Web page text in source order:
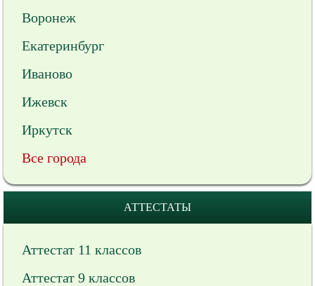
Воронеж
Екатеринбург
Иваново
Ижевск
Иркутск
Все города
АТТЕСТАТЫ
Аттестат 11 классов
Аттестат 9 классов